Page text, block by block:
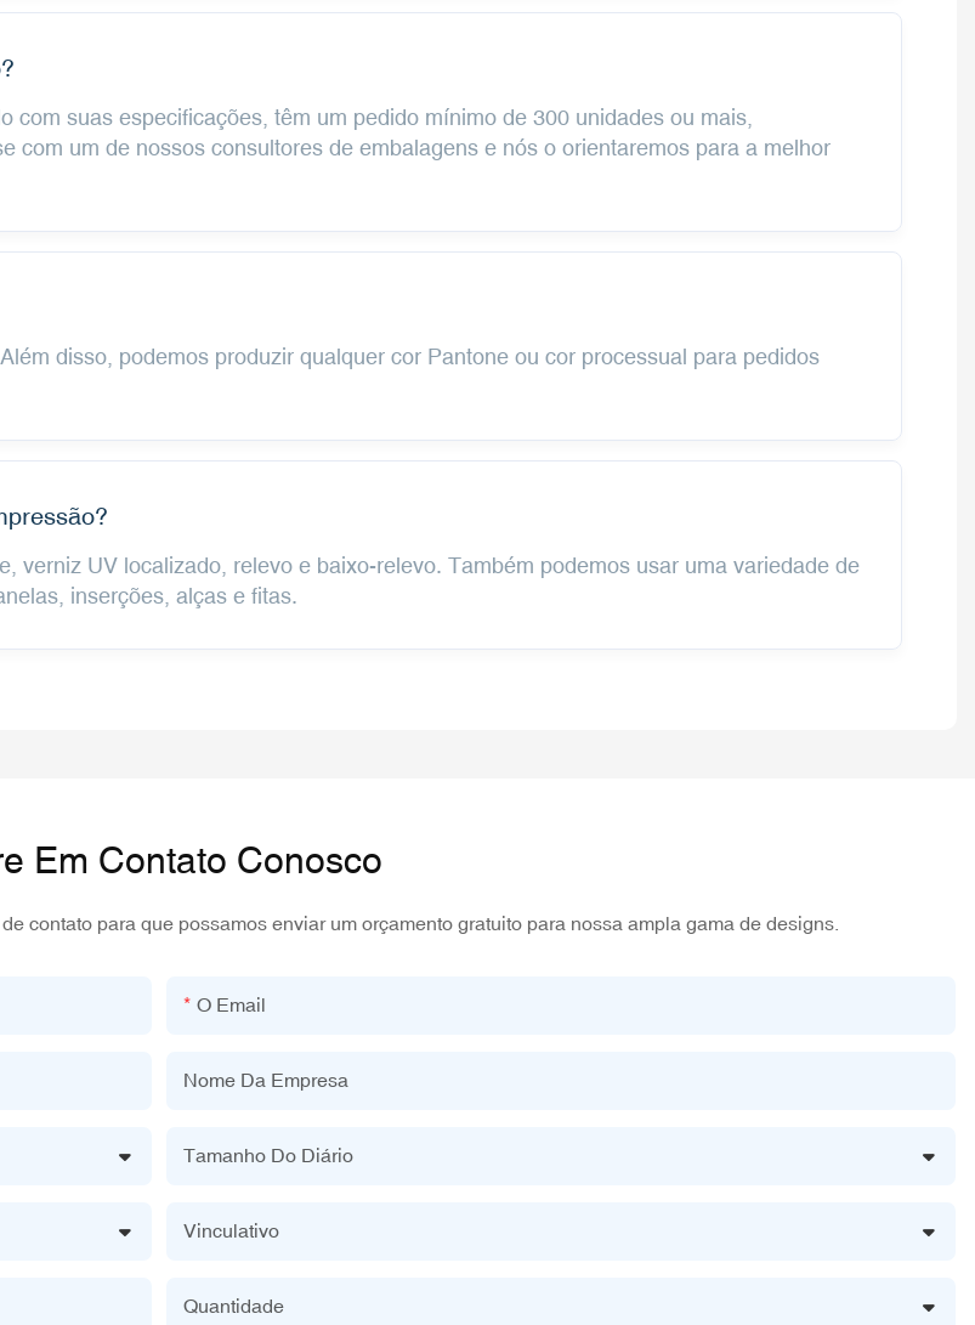
com suas especificações, têm um pedido mínimo de 300 unidades ou mais,
com um de nossos consultores de embalagens e nós o orientaremos para a melhor
disso, podemos produzir qualquer cor Pantone ou cor processual para pedidos
verniz UV localizado, relevo e baixo-relevo. Também podemos usar uma variedade de
inserções, alças e fitas.
Em Contato Conosco
contato para que possamos enviar um orçamento gratuito para nossa ampla gama de designs.
O Email
Nome Da Empresa
Tamanho Do Diário
Vinculativo
Quantidade